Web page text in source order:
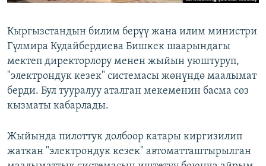
Кыргызстандын билим берүү жана илим министри
Гүлмира Кудайбердиева Бишкек шаарындагы
мектеп директорлору менен жыйын уюштуруп,
"электрондук кезек" системасы жөнүндө маалымат
берди. Бул тууралуу аталган мекеменин басма сөз
кызматы кабарлады.
Жыйында пилоттук долбоор катары киргизилип
жаткан "электрондук кезек" автоматташтырылган